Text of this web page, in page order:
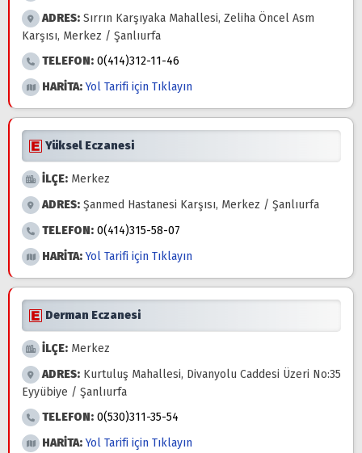
ADRES: Sırrın Karşıyaka Mahallesi, Zeliha Öncel Asm
Karşısı, Merkez / Şanlıurfa
TELEFON: 0(414)312-11-46
HARİTA: Yol Tarifi için Tıklayın
Yüksel Eczanesi
İLÇE: Merkez
ADRES: Şanmed Hastanesi Karşısı, Merkez / Şanlıurfa
TELEFON: 0(414)315-58-07
HARİTA: Yol Tarifi için Tıklayın
Derman Eczanesi
İLÇE: Merkez
ADRES: Kurtuluş Mahallesi, Divanyolu Caddesi Üzeri No:35
Eyyübiye / Şanlıurfa
TELEFON: 0(530)311-35-54
HARİTA: Yol Tarifi için Tıklayın